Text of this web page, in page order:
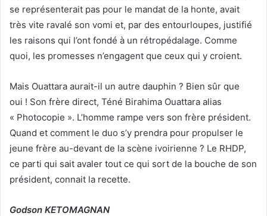
se représenterait pas pour le mandat de la honte, avait
très vite ravalé son vomi et, par des entourloupes, justifié
les raisons qui l’ont fondé à un rétropédalage. Comme
quoi, les promesses n’engagent que ceux qui y croient.
Mais Ouattara aurait-il un autre dauphin ? Bien sûr que
oui ! Son frère direct, Téné Birahima Ouattara alias
« Photocopie ». L’homme rampe vers son frère président.
Quand et comment le duo s’y prendra pour propulser le
jeune frère au-devant de la scène ivoirienne ? Le RHDP,
ce parti qui sait avaler tout ce qui sort de la bouche de son
président, connait la recette.
Godson KETOMAGNAN